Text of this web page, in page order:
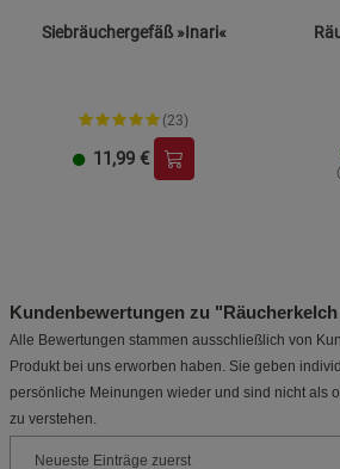
Siebräuchergefäß »Inari«
(23)
11,99 €
Kundenbewertungen zu "Räucherkelch
Alle Bewertungen stammen ausschließlich von
Produkt bei uns erworben haben. Sie geben
persönliche Meinungen wieder und sind nicht als
zu verstehen.